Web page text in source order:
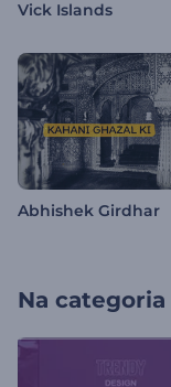
Vick Islands
Abhishek Girdhar
Na categoria